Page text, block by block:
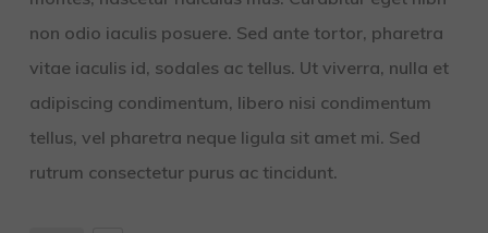
non odio iaculis posuere. Sed ante tortor, pharetra
vitae iaculis id, sodales ac tellus. Ut viverra, nulla et
adipiscing condimentum, libero nisi condimentum
tellus, vel pharetra neque ligula sit amet mi. Sed
rutrum consectetur purus ac tincidunt.